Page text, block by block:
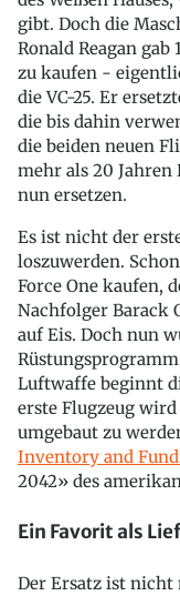
gibt. Doch die
Ronald Reagan gab
zu kaufen -
die VC-25. Er
die bis dahin
die beiden neuen
mehr als 20 Jahren
nun ersetzen.
Es ist nicht der
loszuwerden.
Force One kaufen,
Nachfolger Barack
auf Eis. Doch nun
Luftwaffe beginnt
erste Flugzeug
umgebaut zu
Inventory and
2042» des
Ein Favorit als
Der Ersatz ist